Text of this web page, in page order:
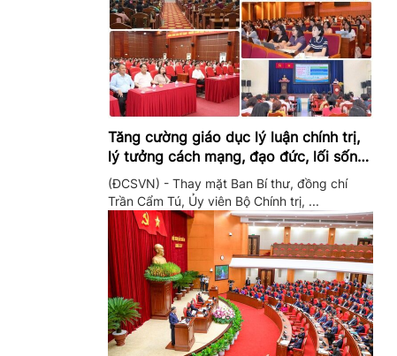
Tăng cường giáo dục lý luận chính trị,
lý tưởng cách mạng, đạo đức, lối sống,
ý thức công dân trong hệ thống giáo
dục quốc dân
(ĐCSVN) - Thay mặt Ban Bí thư, đồng chí
Trần Cẩm Tú, Ủy viên Bộ Chính trị, ...